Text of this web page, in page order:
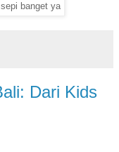
banget ya
Dari Kids